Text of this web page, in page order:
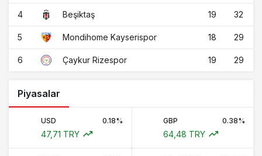
4 Beşiktaş 19 32
5 Mondihome Kayserispor 18 29
6 Çaykur Rizespor 19 29
Piyasalar
USD 0.18%
47,71 TRY
GBP 0.38%
64,48 TRY